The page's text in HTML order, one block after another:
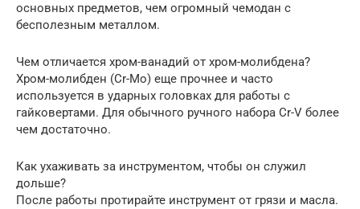
основных предметов, чем огромный чемодан с
бесполезным металлом.
Чем отличается хром-ванадий от хром-молибдена?
Хром-молибден (Cr-Mo) еще прочнее и часто
используется в ударных головках для работы с
гайковертами. Для обычного ручного набора Cr-V более
чем достаточно.
Как ухаживать за инструментом, чтобы он служил
дольше?
После работы протирайте инструмент от грязи и масла.